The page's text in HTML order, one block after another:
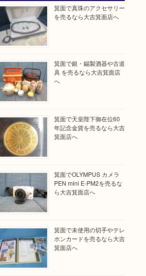
箕面で真珠のアクセサリー
を売るなら大吉箕面店へ
箕面で銀・錫製酒器や古道
具 を売るなら大吉箕面店
へ
箕面で天皇陛下御在位60
年記念金貨を売るなら大吉
箕面店へ
箕面でOLYMPUS カメラ
PEN mini E-PM2を売るな
ら大吉箕面店へ
箕面で未使用の切手やテレ
ホンカードを売るなら大吉
箕面店へ